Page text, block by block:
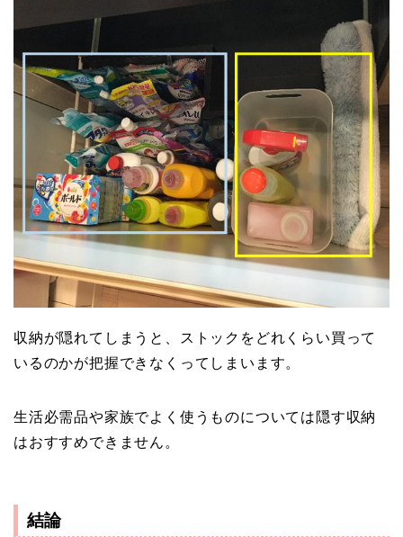
収納が隠れてしまうと、ストックをどれくらい買って
いるのかが把握できなくってしまいます。
生活必需品や家族でよく使うものについては隠す収納
はおすすめできません。
結論